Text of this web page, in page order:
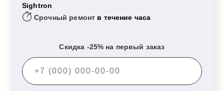
Sightron
Срочный ремонт в течение часа
Скидка -25% на первый заказ